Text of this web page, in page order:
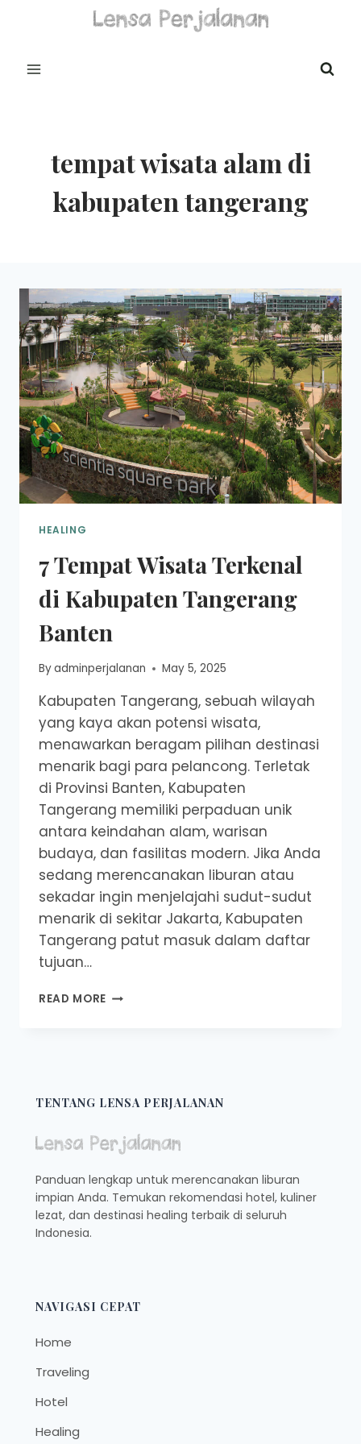
tempat wisata alam di
kabupaten tangerang
HEALING
7 Tempat Wisata Terkenal
di Kabupaten Tangerang
Banten
Byadminperjalanan May 5, 2025
Kabupaten Tangerang, sebuah wilayah
yang kaya akan potensi wisata,
menawarkan beragam pilihan destinasi
menarik bagi para pelancong. Terletak
di Provinsi Banten, Kabupaten
Tangerang memiliki perpaduan unik
antara keindahan alam, warisan
budaya, dan fasilitas modern. Jika Anda
sedang merencanakan liburan atau
sekadar ingin menjelajahi sudut-sudut
menarik di sekitar Jakarta, Kabupaten
Tangerang patut masuk dalam daftar
tujuan…
READ MORE 7
TANGERANG
TENTANG LENSA PERJALANAN
Panduan lengkap untuk merencanakan liburan
impian Anda. Temukan rekomendasi hotel, kuliner
lezat, dan destinasi healing terbaik di seluruh
Indonesia.
NAVIGASI CEPAT
Home
Traveling
Hotel
Healing